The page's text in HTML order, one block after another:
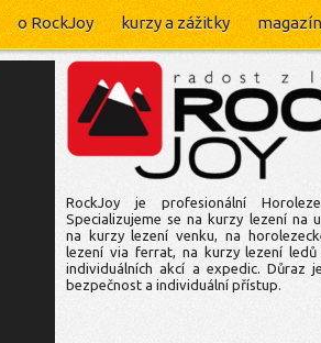
o RockJoy kurzy a zážitky magazín
RockJoy je profesionální
Specializujeme se na kurzy lezení na
na kurzy lezení venku, na
lezení via ferrat, na kurzy lezení
individuálních akcí a expedic. Důraz
bezpečnost a individuální přístup.